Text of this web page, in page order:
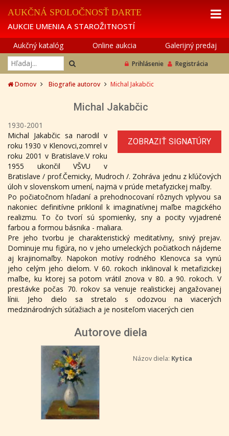
AUKČNÁ SPOLOČNOSŤ DARTE
AUKCIE UMENIA A STAROŽITNOSTÍ
Aukčný katalóg Online aukcia Galerijný predaj
Prihlásenie Registrácia
Domov Biografie autorov Michal Jakabčic
Michal Jakabčic
1930-2001
ZOBRAZIŤ SIGNATÚRY
Michal Jakabčic sa narodil v
roku 1930 v Klenovci,zomrel v
roku 2001 v Bratislave.V roku
1955 ukončil VŠVU v
Bratislave / prof.Čemicky, Mudroch /. Zohráva jednu z kľúčových
úloh v slovenskom umení, najmä v prúde metafyzickej maľby.
Po počiatočnom hľadaní a prehodnocovaní rôznych vplyvou sa
nakoniec definitívne priklonil k imaginatívnej maľbe magického
realizmu. To čo tvorí sú spomienky, sny a pocity vyjadrené
farbou a formou básnika - maliara.
Pre jeho tvorbu je charakteristický meditatívny, snivý prejav.
Dominuje mu figúra, no v jeho umeleckých počiatkoch nájdeme
aj krajinomaľby. Napokon motívy rodného Klenovca sa vynú
jeho celým jeho dielom. V 60. rokoch inklinoval k metafizickej
maľbe, ku ktorej sa potom vrátil znova v 80. a 90. rokoch. V
prestávke počas 70. rokov sa venuje realistickej angažovanej
línii. Jeho dielo sa stretalo s odozvou na viacerých
medzinárodných súťažiach a je nositeľom viacerých cien
Autorove diela
Názov diela: Kytica